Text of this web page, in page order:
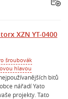
XZN YT-0400
šroubovák
hlavou
bitů
nářadí Yato
projekty. Tato